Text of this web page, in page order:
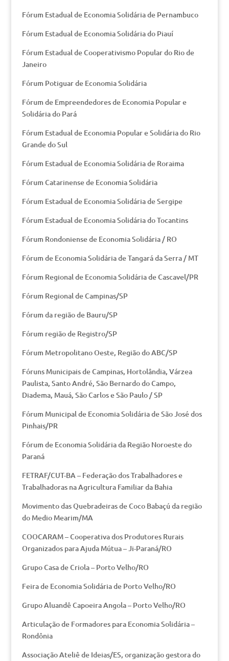
Fórum Estadual de Economia Solidária de Pernambuco
Fórum Estadual de Economia Solidária do Piauí
Fórum Estadual de Cooperativismo Popular do Rio de
Janeiro
Fórum Potiguar de Economia Solidária
Fórum de Empreendedores de Economia Popular e
Solidária do Pará
Fórum Estadual de Economia Popular e Solidária do Rio
Grande do Sul
Fórum Estadual de Economia Solidária de Roraima
Fórum Catarinense de Economia Solidária
Fórum Estadual de Economia Solidária de Sergipe
Fórum Estadual de Economia Solidária do Tocantins
Fórum Rondoniense de Economia Solidária / RO
Fórum de Economia Solidária de Tangará da Serra / MT
Fórum Regional de Economia Solidária de Cascavel/PR
Fórum Regional de Campinas/SP
Fórum da região de Bauru/SP
Fórum região de Registro/SP
Fórum Metropolitano Oeste, Região do ABC/SP
Fóruns Municipais de Campinas, Hortolândia, Várzea
Paulista, Santo André, São Bernardo do Campo,
Diadema, Mauá, São Carlos e São Paulo / SP
Fórum Municipal de Economia Solidária de São José dos
Pinhais/PR
Fórum de Economia Solidária da Região Noroeste do
Paraná
FETRAF/CUT-BA – Federação dos Trabalhadores e
Trabalhadoras na Agricultura Familiar da Bahia
Movimento das Quebradeiras de Coco Babaçú da região
do Medio Mearim/MA
COOCARAM – Cooperativa dos Produtores Rurais
Organizados para Ajuda Mútua – Ji-Paraná/RO
Grupo Casa de Criola – Porto Velho/RO
Feira de Economia Solidária de Porto Velho/RO
Grupo Aluandê Capoeira Angola – Porto Velho/RO
Articulação de Formadores para Economia Solidária –
Rondônia
Associação Ateliê de Ideias/ES, organização gestora do